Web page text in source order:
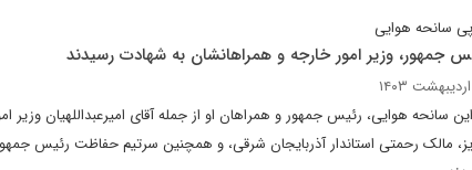
سانحه هوایی
جمهور، وزیر امور خارجه و همراهانشان به شهادت رسیدند
سانحه هوایی، رئیس جمهور و همراهان او از جمله آقای امیرعبداللهیان وزیر
مالک رحمتی استاندار آذربایجان شرقی، و همچنین سرتیم حفاظت رئیس جمهور